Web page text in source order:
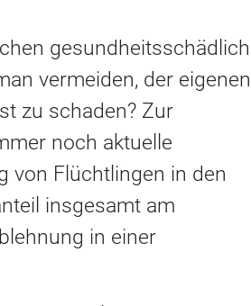
gesundheitsschädlich
vermeiden, der eigenen
zu schaden? Zur
noch aktuelle
von Flüchtlingen in den
insgesamt am
in einer